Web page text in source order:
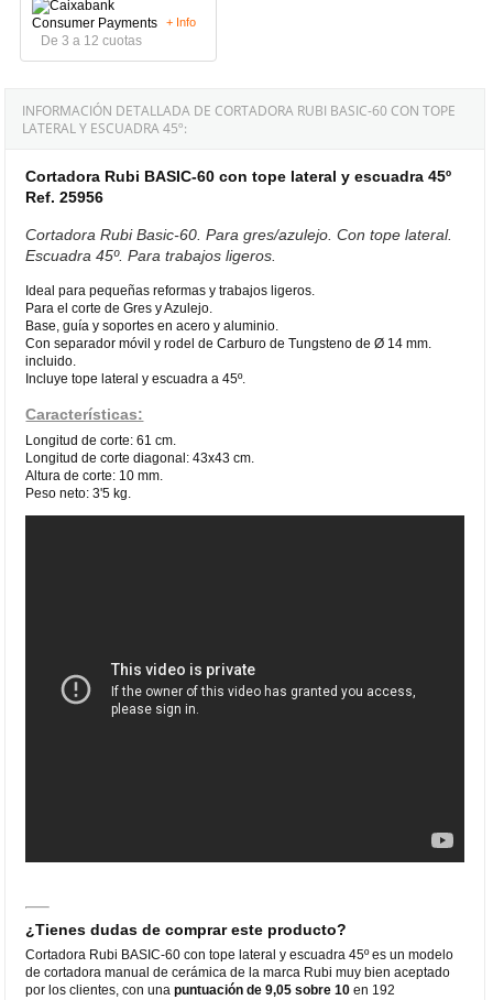
De 3 a 12 cuotas
+ Info
INFORMACIÓN DETALLADA DE CORTADORA RUBI BASIC-60 CON TOPE
LATERAL Y ESCUADRA 45º:
Cortadora Rubi BASIC-60 con tope lateral y escuadra 45º
Ref. 25956
Cortadora Rubi Basic-60. Para gres/azulejo. Con tope lateral.
Escuadra 45º. Para trabajos ligeros.
Ideal para pequeñas reformas y trabajos ligeros.
Para el corte de Gres y Azulejo.
Base, guía y soportes en acero y aluminio.
Con separador móvil y rodel de Carburo de Tungsteno de Ø 14 mm.
incluido.
Incluye tope lateral y escuadra a 45º.
Características:
Longitud de corte: 61 cm.
Longitud de corte diagonal: 43x43 cm.
Altura de corte: 10 mm.
Peso neto: 3'5 kg.
¿Tienes dudas de comprar este producto?
Cortadora Rubi BASIC-60 con tope lateral y escuadra 45º es un modelo
de cortadora manual de cerámica de la marca Rubi muy bien aceptado
por los clientes, con unapuntuación de 9,05 sobre 10 en 192